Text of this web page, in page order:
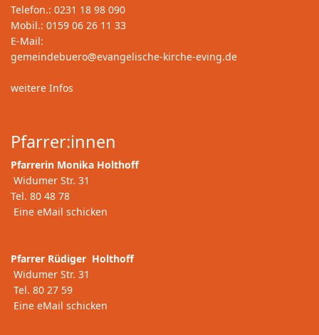
Telefon.: 0231 18 98 090
Mobil.: 0159 06 26 11 33
E-Mail:
gemeindebuero@evangelische-kirche-eving.de
weitere Infos
Pfarrer:innen
Pfarrerin Monika Holthoff
Widumer Str. 31
Tel. 80 48 78
Eine eMail schicken
Pfarrer Rüdiger Holthoff
Widumer Str. 31
Tel. 80 27 59
Eine eMail schicken